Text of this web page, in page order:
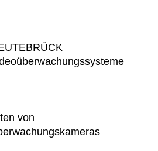
von